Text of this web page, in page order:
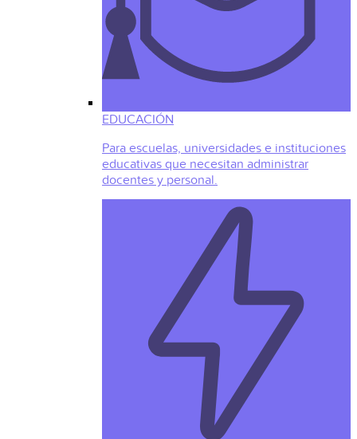
EDUCACIÓN
Para escuelas, universidades e instituciones
educativas que necesitan administrar
docentes y personal.